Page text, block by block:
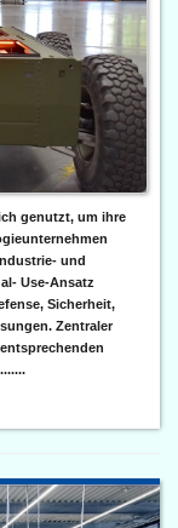
genutzt, um ihre
und
Use-Ansatz
Sicherheit,
Zentraler